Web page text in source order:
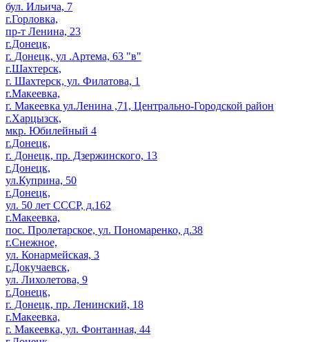
бул. Ильича, 7
г.Горловка,
пр-т Ленина, 23
г.Донецк,
г. Донецк, ул .Артема, 63 "в"
г.Шахтерск,
г. Шахтерск, ул. Филатова, 1
г.Макеевка,
г. Макеевка ул.Ленина ,71, Центрально-Городской район
г.Харцызск,
мкр. Юбилейный 4
г.Донецк,
г. Донецк, пр. Дзержинского, 13
г.Донецк,
ул.Куприна, 50
г.Донецк,
ул. 50 лет СССР, д.162
г.Макеевка,
пос. Пролетарское, ул. Пономаренко, д.38
г.Снежное,
ул. Конармейская, 3
г.Докучаевск,
ул. Лихолетова, 9
г.Донецк,
г. Донецк, пр. Ленинский, 18
г.Макеевка,
г. Макеевка, ул. Фонтанная, 44